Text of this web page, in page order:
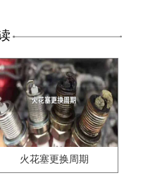
火花塞更换周期